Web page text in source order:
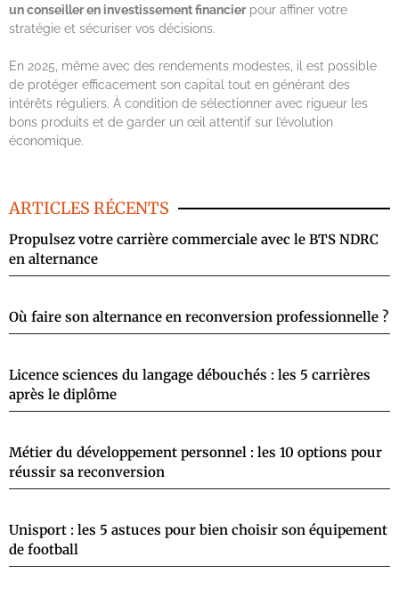
un conseiller en investissement financierpour affiner votre
stratégie et sécuriser vos décisions.
En 2025, même avec des rendements modestes, il est possible
de protéger efficacement son capital tout en générant des
intérêts réguliers. À condition de sélectionner avec rigueur les
bons produits et de garder un œil attentif sur l’évolution
économique.
ARTICLES RÉCENTS
Propulsez votre carrière commerciale avec le BTS NDRC
en alternance
Où faire son alternance en reconversion professionnelle ?
Licence sciences du langage débouchés : les 5 carrières
après le diplôme
Métier du développement personnel : les 10 options pour
réussir sa reconversion
Unisport : les 5 astuces pour bien choisir son équipement
de football